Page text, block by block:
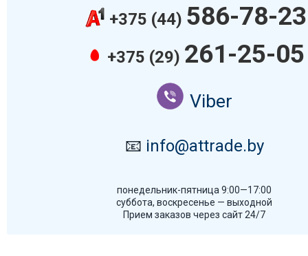
+375 (44) 586-78-23
+375 (29) 261-25-05
Viber
📧 info@attrade.by
понедельник-пятница 9:00—17:00
суббота, воскресенье — выходной
Прием заказов через сайт 24/7